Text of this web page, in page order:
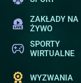
ZAKŁADY NA
ŻYWO
SPORTY
WIRTUALNE
WYZWANIA